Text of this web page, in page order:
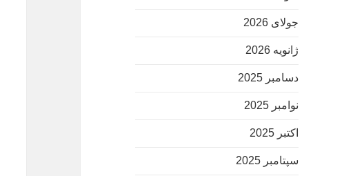
جولای 2026
ژانویه 2026
دسامبر 2025
نوامبر 2025
اکتبر 2025
سپتامبر 2025